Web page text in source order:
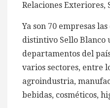
Relaciones Exteriores,
Ya son 70 empresas
distintivo Sello Blanco
departamentos del
varios sectores, entre
agroindustria,
bebidas, cosméticos,